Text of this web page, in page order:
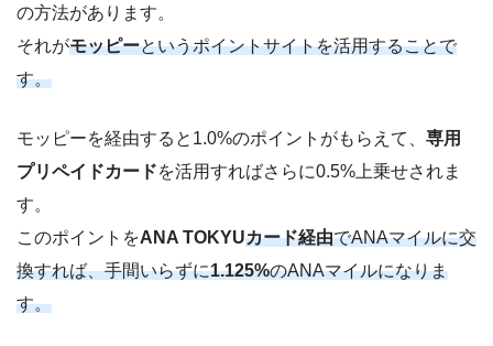
の方法があります。
それがモッピーというポイントサイトを活用することで
す。
モッピーを経由すると1.0%のポイントがもらえて、 専用
プリペイドカードを活用すればさらに0.5%上乗せされま
す。
このポイントをANA TOKYUカード経由でANAマイルに交
換すれば、手間いらずに1.125%のANAマイルになりま
す。